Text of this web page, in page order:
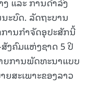
ະບົດ. ລັດຖະບານ
ານກໍາຈັດອຸປະສັກນີ້
ງຄົມແຫ່ງຊາດ 5 ປີ
ຍການພັດທະນາແບບ
ຍສະເພາະຂອງລາວ